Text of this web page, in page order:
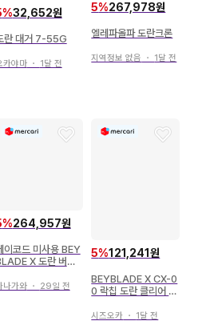
%32,652원
란 대거 7-55G
카야마・ 1달 전
5%267,978원
엘레파올파 도란크론
지역정보 없음 ・ 1달 전
%264,957원
이코드 미사용 BEY
X 도란 버스
나가와・ 29일 전
5%121,241원
BEYBLADE X CX-0
0 락칩 도란 클리어 블
시즈오카 ・ 1달 전